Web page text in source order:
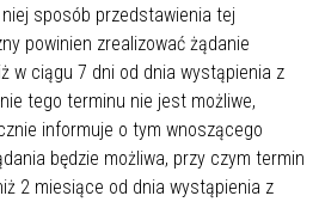
sposób przedstawienia tej
powinien zrealizować żądanie
w ciągu 7 dni od dnia wystąpienia z
tego terminu nie jest możliwe,
informuje o tym wnoszącego
będzie możliwa, przy czym termin
2 miesiące od dnia wystąpienia z